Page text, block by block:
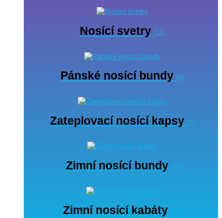
Nosící svetry (11)
Pánské nosící bundy (4)
Zateplovací nosící kapsy (2)
Zimní nosící bundy
Zimní nosící kabáty